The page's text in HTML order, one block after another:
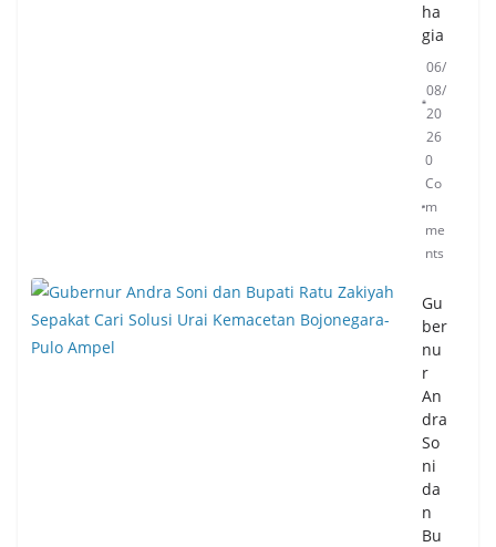
ha
gia
06/
08/
20
26
0
Co
m
me
nts
Gu
ber
nu
r
An
dra
So
ni
da
n
Bu